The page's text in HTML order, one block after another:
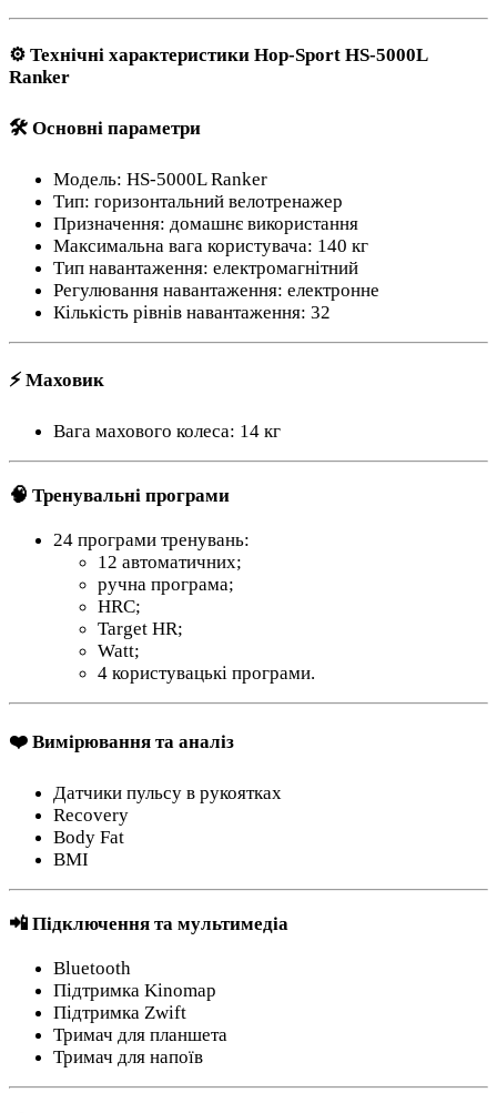
⚙️ Технічні характеристики Hop-Sport HS-5000L
Ranker
🛠 Основні параметри
Модель: HS-5000L Ranker
Тип: горизонтальний велотренажер
Призначення: домашнє використання
Максимальна вага користувача: 140 кг
Тип навантаження: електромагнітний
Регулювання навантаження: електронне
Кількість рівнів навантаження: 32
⚡ Маховик
Вага махового колеса: 14 кг
🧠 Тренувальні програми
24 програми тренувань:
12 автоматичних;
ручна програма;
HRC;
Target HR;
Watt;
4 користувацькі програми.
❤️ Вимірювання та аналіз
Датчики пульсу в рукоятках
Recovery
Body Fat
BMI
📲 Підключення та мультимедіа
Bluetooth
Підтримка Kinomap
Підтримка Zwift
Тримач для планшета
Тримач для напоїв